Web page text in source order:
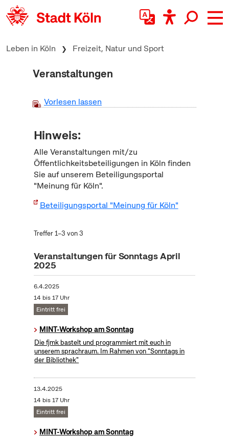
zum Inhalt springen
Leben in Köln Freizeit, Natur und Sport
Veranstaltungen
Vorlesen lassen
Hinweis:
Alle Veranstaltungen mit/zu
Öffentlichkeitsbeteiligungen in Köln finden
Sie auf unserem Beteiligungsportal
"Meinung für Köln".
Beteiligungsportal "Meinung für Köln"
Treffer 1–3 von 3
Veranstaltungen für Sonntags April
2025
6.4.2025
14 bis 17 Uhr
Eintritt frei
MINT-Workshop am Sonntag
Die fjmk bastelt und programmiert mit euch in
unserem sprachraum. Im Rahmen von "Sonntags in
der Bibliothek"
13.4.2025
14 bis 17 Uhr
Eintritt frei
MINT-Workshop am Sonntag